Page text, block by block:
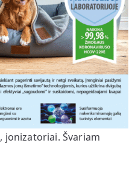
jonizatoriai. Švariam